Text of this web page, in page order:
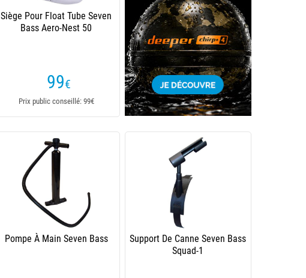
Siège Pour Float Tube Seven
Bass Aero-Nest 50
99€
Prix public conseillé: 99€
Pompe À Main Seven Bass
Support De Canne Seven Bass
Squad-1